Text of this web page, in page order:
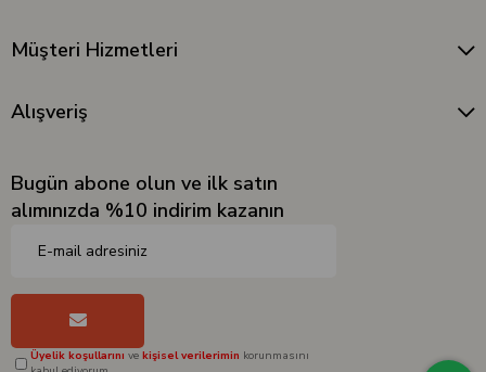
Müşteri Hizmetleri
Alışveriş
Bugün abone olun ve ilk satın
alımınızda %10 indirim kazanın
Üyelik koşullarını ve kişisel verilerimin korunmasını